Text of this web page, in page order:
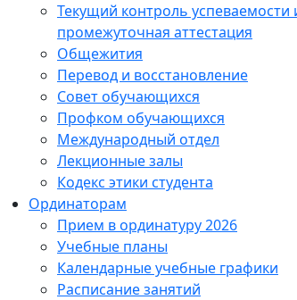
Текущий контроль успеваемости
промежуточная аттестация
Общежития
Перевод и восстановление
Совет обучающихся
Профком обучающихся
Международный отдел
Лекционные залы
Кодекс этики студента
Ординаторам
Прием в ординатуру 2026
Учебные планы
Календарные учебные графики
Расписание занятий